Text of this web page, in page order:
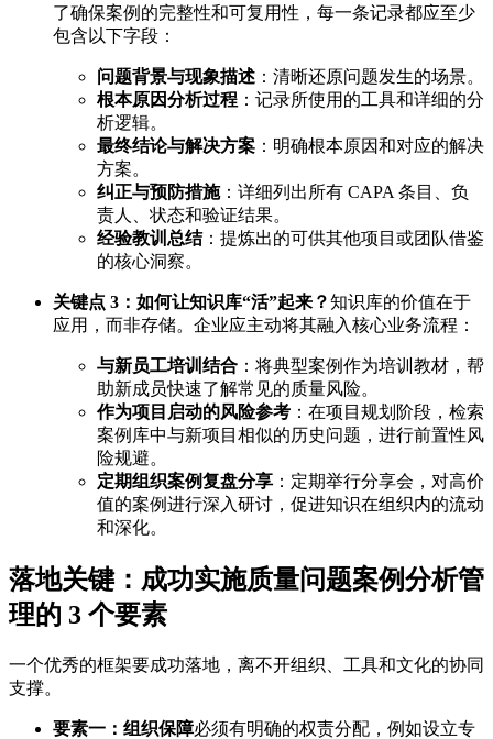
了确保案例的完整性和可复用性，每一条记录都应至少
包含以下字段：
问题背景与现象描述 ：清晰还原问题发生的场景。
根本原因分析过程 ：记录所使用的工具和详细的分
析逻辑。
最终结论与解决方案 ：明确根本原因和对应的解决
方案。
纠正与预防措施：详细列出所有 CAPA 条目、负
责人、状态和验证结果。
经验教训总结：提炼出的可供其他项目或团队借鉴
的核心洞察。
关键点 3：如何让知识库“活”起来？知识库的价值在于
应用，而非存储。企业应主动将其融入核心业务流程：
与新员工培训结合 ：将典型案例作为培训教材，帮
助新成员快速了解常见的质量风险。
作为项目启动的风险参考 ：在项目规划阶段，检索
案例库中与新项目相似的历史问题，进行前置性风
险规避。
定期组织案例复盘分享 ：定期举行分享会，对高价
值的案例进行深入研讨，促进知识在组织内的流动
和深化。
落地关键：成功实施质量问题案例分析管
理的 3 个要素
一个优秀的框架要成功落地，离不开组织、工具和文化的协同
支撑。
要素一：组织保障必须有明确的权责分配，例如设立专